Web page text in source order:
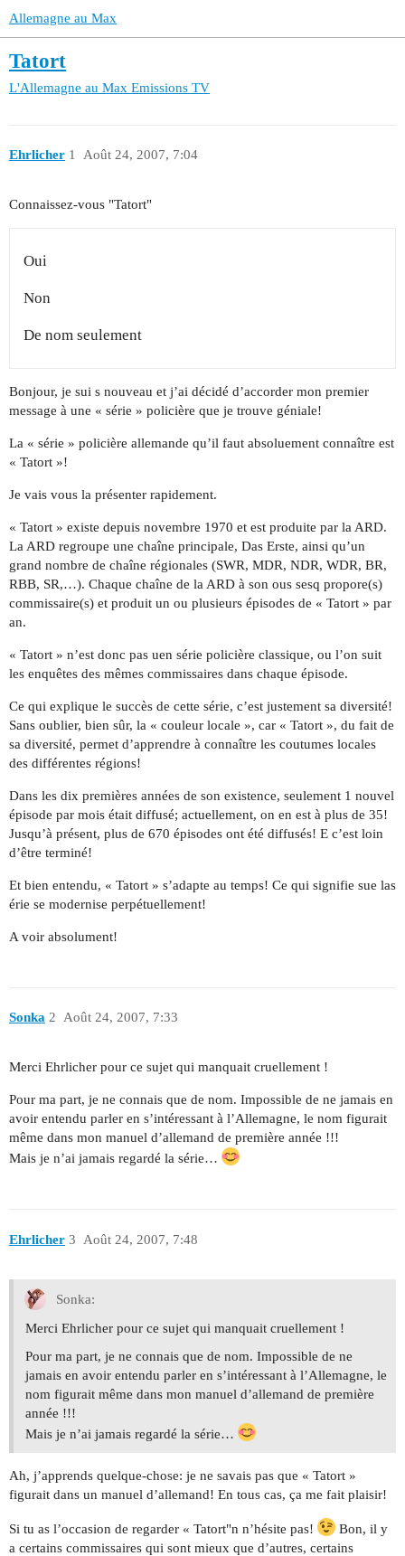
Allemagne au Max
Tatort
L'Allemagne au Max Emissions TV
Ehrlicher Août 24, 2007, 7:04
1
Connaissez-vous "Tatort"
Oui
Non
De nom seulement
Bonjour, je sui s nouveau et j’ai décidé d’accorder mon premier
message à une « série » policière que je trouve géniale!
La « série » policière allemande qu’il faut absoluement connaître est
« Tatort »!
Je vais vous la présenter rapidement.
« Tatort » existe depuis novembre 1970 et est produite par la ARD.
La ARD regroupe une chaîne principale, Das Erste, ainsi qu’un
grand nombre de chaîne régionales (SWR, MDR, NDR, WDR, BR,
RBB, SR,…). Chaque chaîne de la ARD à son ous sesq propore(s)
commissaire(s) et produit un ou plusieurs épisodes de « Tatort » par
an.
« Tatort » n’est donc pas uen série policière classique, ou l’on suit
les enquêtes des mêmes commissaires dans chaque épisode.
Ce qui explique le succès de cette série, c’est justement sa diversité!
Sans oublier, bien sûr, la « couleur locale », car « Tatort », du fait de
sa diversité, permet d’apprendre à connaître les coutumes locales
des différentes régions!
Dans les dix premières années de son existence, seulement 1 nouvel
épisode par mois était diffusé; actuellement, on en est à plus de 35!
Jusqu’à présent, plus de 670 épisodes ont été diffusés! E c’est loin
d’être terminé!
Et bien entendu, « Tatort » s’adapte au temps! Ce qui signifie sue las
érie se modernise perpétuellement!
A voir absolument!
Sonka Août 24, 2007, 7:33
2
Merci Ehrlicher pour ce sujet qui manquait cruellement !
Pour ma part, je ne connais que de nom. Impossible de ne jamais en
avoir entendu parler en s’intéressant à l’Allemagne, le nom figurait
même dans mon manuel d’allemand de première année !!!
Mais je n’ai jamais regardé la série…
Ehrlicher Août 24, 2007, 7:48
3
Sonka:
Merci Ehrlicher pour ce sujet qui manquait cruellement !
Pour ma part, je ne connais que de nom. Impossible de ne
jamais en avoir entendu parler en s’intéressant à l’Allemagne, le
nom figurait même dans mon manuel d’allemand de première
année !!!
Mais je n’ai jamais regardé la série…
Ah, j’apprends quelque-chose: je ne savais pas que « Tatort »
figurait dans un manuel d’allemand! En tous cas, ça me fait plaisir!
Si tu as l’occasion de regarder « Tatort"n n’hésite pas!
Bon, il y
a certains commissaires qui sont mieux que d’autres, certains